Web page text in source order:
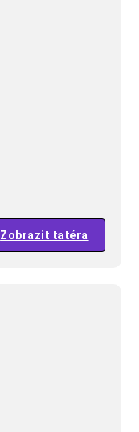
Zobrazit tatéra